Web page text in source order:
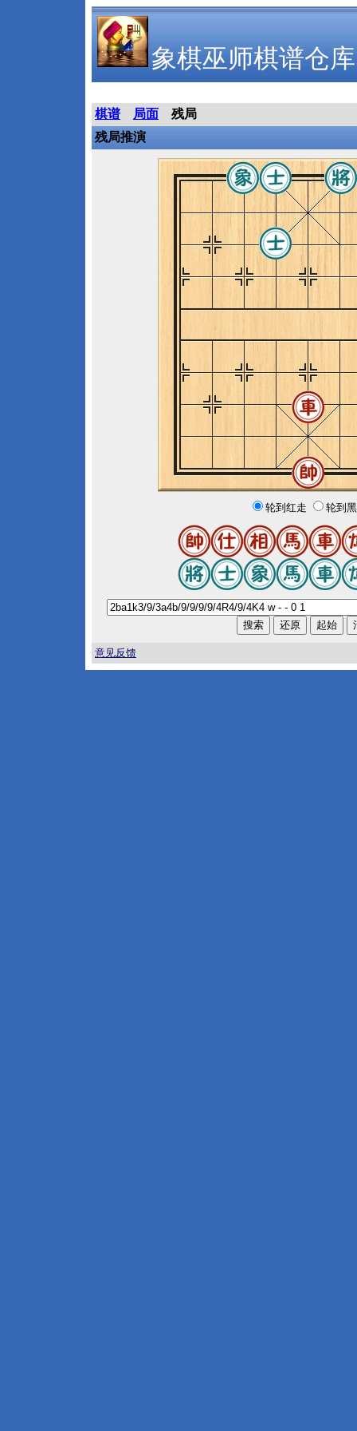
象棋巫师棋谱仓库
棋谱 局面
残局
残局推演
轮到红走 轮到
意见反馈